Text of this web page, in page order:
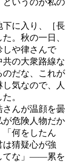
に入り、［長
。秋の一日、
しや律さんで
の大衆路線な
のだな、これが
気なので、人
。
んが温顔を曇
が危険人物だか
「何をしたん
猜疑心が強
てな」――累を